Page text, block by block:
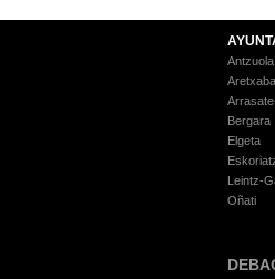
Antzuola
Bergara
Elgeta
Leintz-
Oñati